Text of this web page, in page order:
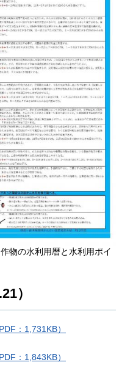
物の水利用暦と水利用ポイ
）
：1,731KB）
：1,843KB）